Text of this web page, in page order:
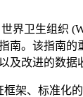
界卫生组织
南。该指南的
及改进的数据
框架、标准化